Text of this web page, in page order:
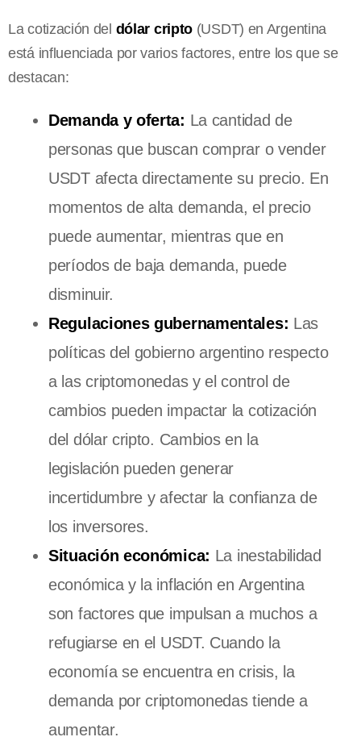
La cotización del dólar cripto (USDT) en Argentina
está influenciada por varios factores, entre los que se
destacan:
Demanda y oferta: La cantidad de
personas que buscan comprar o vender
USDT afecta directamente su precio. En
momentos de alta demanda, el precio
puede aumentar, mientras que en
períodos de baja demanda, puede
disminuir.
Regulaciones gubernamentales: Las
políticas del gobierno argentino respecto
a las criptomonedas y el control de
cambios pueden impactar la cotización
del dólar cripto. Cambios en la
legislación pueden generar
incertidumbre y afectar la confianza de
los inversores.
Situación económica: La inestabilidad
económica y la inflación en Argentina
son factores que impulsan a muchos a
refugiarse en el USDT. Cuando la
economía se encuentra en crisis, la
demanda por criptomonedas tiende a
aumentar.